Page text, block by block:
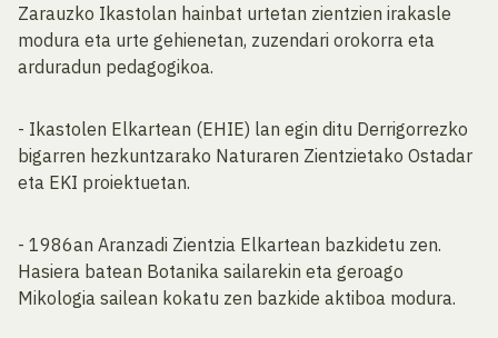
Zarauzko Ikastolan hainbat urtetan zientzien irakasle
modura eta urte gehienetan, zuzendari orokorra eta
arduradun pedagogikoa.
- Ikastolen Elkartean (EHIE) lan egin ditu Derrigorrezko
bigarren hezkuntzarako Naturaren Zientzietako Ostadar
eta EKI proiektuetan.
- 1986an Aranzadi Zientzia Elkartean bazkidetu zen.
Hasiera batean Botanika sailarekin eta geroago
Mikologia sailean kokatu zen bazkide aktiboa modura.